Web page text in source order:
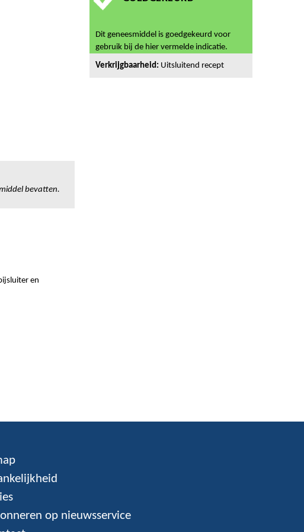
bevatten.
en
Dit geneesmiddel is goedgekeurd voor
gebruik bij de hier vermelde indicatie.
Verkrijgbaarheid: Uitsluitend recept
op nieuwsservice